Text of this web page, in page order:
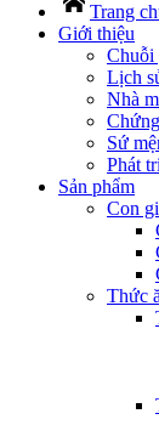
Trang
Giới thiệu
Chuỗi
Lịch
Nhà
Sứ
Phát
Sản phẩm
Con
Thức